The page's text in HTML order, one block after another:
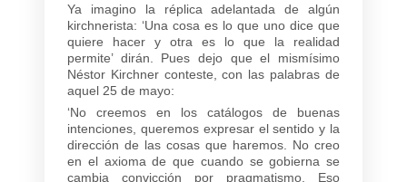
Ya imagino la réplica adelantada de algún
kirchnerista: ‘Una cosa es lo que uno dice que
quiere hacer y otra es lo que la realidad
permite’ dirán. Pues dejo que el mismísimo
Néstor Kirchner conteste, con las palabras de
aquel 25 de mayo:
‘No creemos en los catálogos de buenas
intenciones, queremos expresar el sentido y la
dirección de las cosas que haremos. No creo
en el axioma de que cuando se gobierna se
cambia convicción por pragmatismo. Eso